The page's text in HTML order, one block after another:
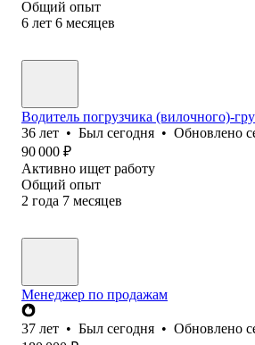
Общий опыт
6 лет 6 месяцев
Водитель погрузчика (вилочного)-
36 лет • Был сегодня • Обновлено
90 000 ₽
Активно ищет работу
Общий опыт
2 года 7 месяцев
Менеджер по продажам
37 лет • Был сегодня • Обновлено